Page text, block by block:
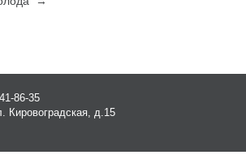
86-35
Кировоградская, д.15